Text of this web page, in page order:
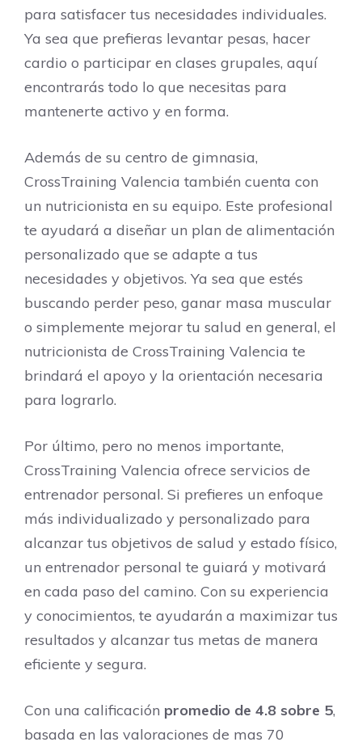
para satisfacer tus necesidades individuales.
Ya sea que prefieras levantar pesas, hacer
cardio o participar en clases grupales, aquí
encontrarás todo lo que necesitas para
mantenerte activo y en forma.
Además de su centro de gimnasia,
CrossTraining Valencia también cuenta con
un nutricionista en su equipo. Este profesional
te ayudará a diseñar un plan de alimentación
personalizado que se adapte a tus
necesidades y objetivos. Ya sea que estés
buscando perder peso, ganar masa muscular
o simplemente mejorar tu salud en general, el
nutricionista de CrossTraining Valencia te
brindará el apoyo y la orientación necesaria
para lograrlo.
Por último, pero no menos importante,
CrossTraining Valencia ofrece servicios de
entrenador personal. Si prefieres un enfoque
más individualizado y personalizado para
alcanzar tus objetivos de salud y estado físico,
un entrenador personal te guiará y motivará
en cada paso del camino. Con su experiencia
y conocimientos, te ayudarán a maximizar tus
resultados y alcanzar tus metas de manera
eficiente y segura.
Con una calificación promedio de 4.8 sobre 5,
basada en las valoraciones de mas 70